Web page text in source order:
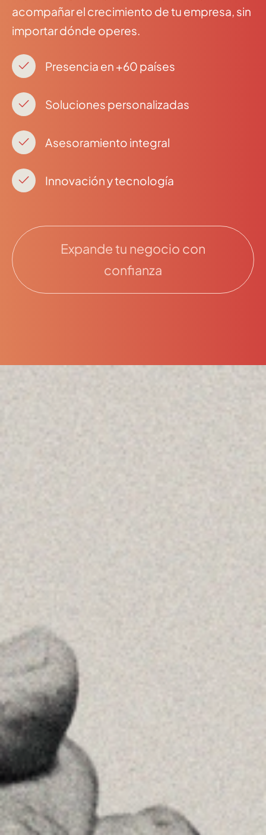
acompañar el crecimiento de tu empresa, sin
importar dónde operes.
Presencia en +60 países
Soluciones personalizadas
Asesoramiento integral
Innovación y tecnología
Expande tu negocio con
confianza